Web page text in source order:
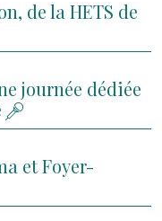
de la HETS de
journée dédiée
et Foyer-